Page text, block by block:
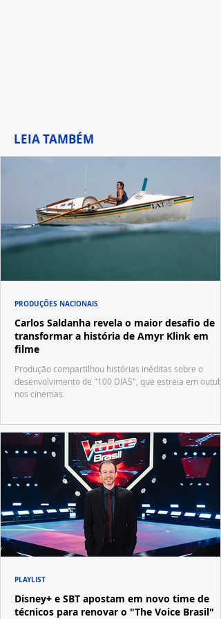
LEIA TAMBÉM
Carlos Saldanha revela o maior desafio de
transformar a história de Amyr Klink em
filme
Produção compartilhou histórias inéditas sobre o
desenvolvimento de "100 DIAS", que estreia em
nos cinemas.
PRODUÇÕES NACIONAIS
Disney+ e SBT apostam em novo time de
técnicos para renovar o "The Voice Brasil"
PLAYLIST